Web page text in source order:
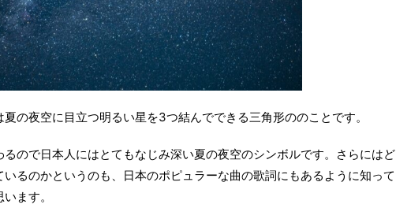
夏の夜空に目立つ明るい星を3つ結んでできる三角形ののことです。
ので日本人にはとてもなじみ深い夏の夜空のシンボルです。さらにはど
いるのかというのも、日本のポピュラーな曲の歌詞にもあるように知って
ます。